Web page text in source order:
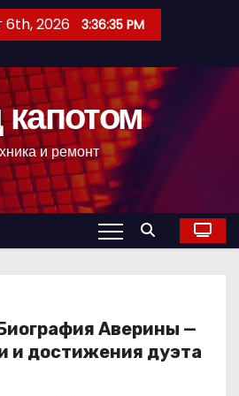
6th, 2026 3:36:36 PM
и ремонт
Аверины —
и достижения дуэта